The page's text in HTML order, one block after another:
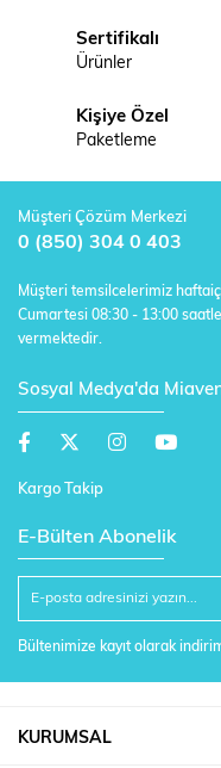
Sertifikalı
Ürünler
Kişiye Özel
Paketleme
Müşteri Çözüm Merkezi
0 (850) 304 0 403
Müşteri temsilcelerimiz
Cumartesi 08:30 - 13:00
vermektedir.
Sosyal Medya'da
Kargo Takip
E-Bülten Abonelik
Bültenimize kayıt olarak
KURUMSAL